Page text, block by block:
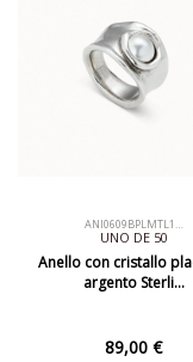
ANI0609BPLMTL1…
UNO DE 50
Anello con cristallo
argento Sterli…
89,00 €